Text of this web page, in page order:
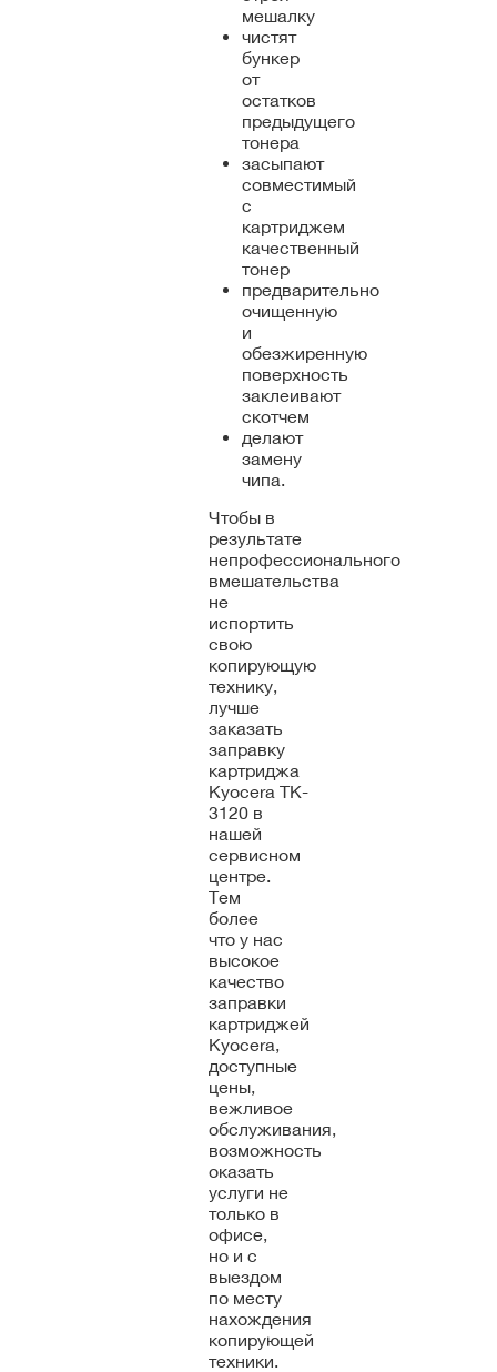
мешалку
чистят
бункер
от
остатков
предыдущего
тонера
засыпают
совместимый
с
картриджем
качественный
тонер
предварительно
очищенную
и
обезжиренную
поверхность
заклеивают
скотчем
делают
замену
чипа.
Чтобы в
результате
непрофессионального
вмешательства
не
испортить
свою
копирующую
технику,
лучше
заказать
заправку
картриджа
Kyocera TK-
3120 в
нашей
сервисном
центре.
Тем
более
что у нас
высокое
качество
заправки
картриджей
Kyocera,
доступные
цены,
вежливое
обслуживания,
возможность
оказать
услуги не
только в
офисе,
но и с
выездом
по месту
нахождения
копирующей
техники.